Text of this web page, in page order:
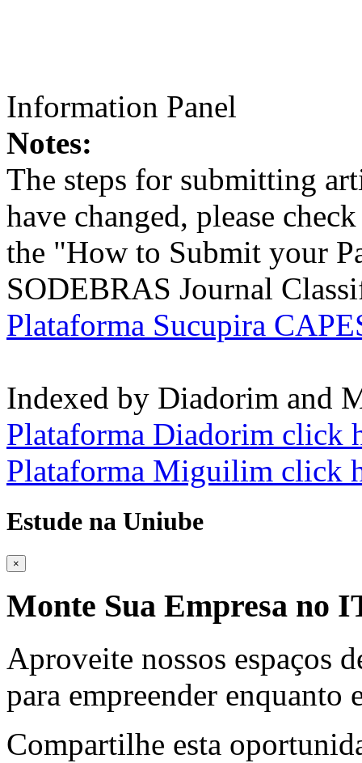
Information Panel
Notes:
The steps for submitting
have changed, please
the "How to Submit your
SODEBRAS Journal
Plataforma Sucupira
Indexed by Diadorim and
Plataforma Diadorim click
Plataforma Miguilim click
Estude na Uniube
×
Monte Sua Empresa no
Aproveite nossos espaços
para empreender enquanto
Compartilhe esta